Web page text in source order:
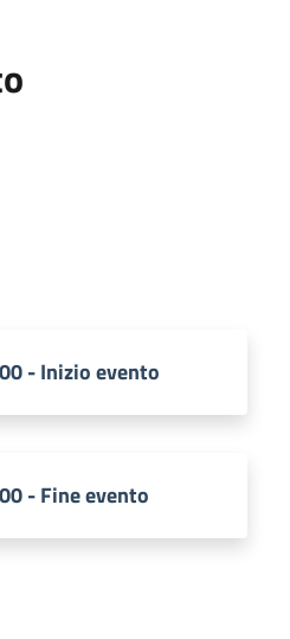
- Inizio evento
- Fine evento